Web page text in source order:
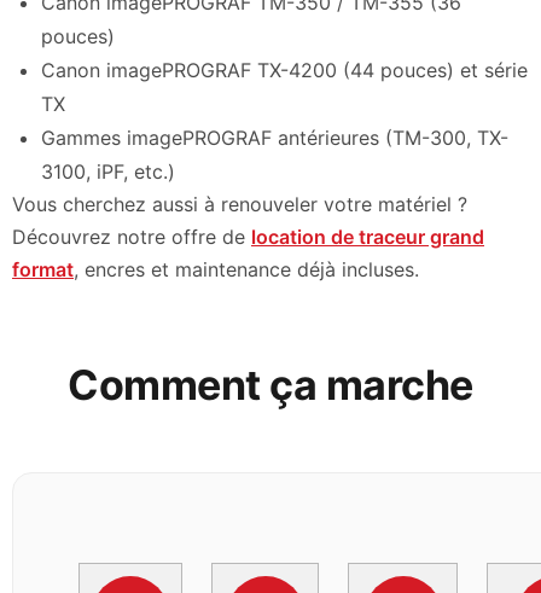
pouces)
Canon imagePROGRAF TX-4200 (44 pouces) et série
TX
Gammes imagePROGRAF antérieures (TM-300, TX-
3100, iPF, etc.)
Vous cherchez aussi à renouveler votre matériel ?
Découvrez notre offre de location de traceur grand
format, encres et maintenance déjà incluses.
Comment ça marche